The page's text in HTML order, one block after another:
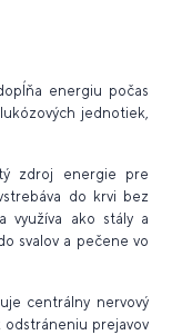
energiu počas
jednotiek,
zdroj energie pre
do krvi bez
využíva ako stály a
svalov a pečene vo
centrálny nervový
odstráneniu prejavov